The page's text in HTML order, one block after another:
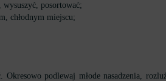
posortować;
chłodnym miejscu;
podlewaj młode nasadzenia,